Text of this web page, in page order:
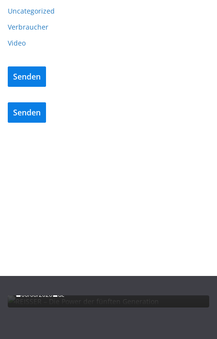
Uncategorized
Verbraucher
Video
Senden
Senden
REISSER – Die Power der fünften Generation
06/08/2026 dc